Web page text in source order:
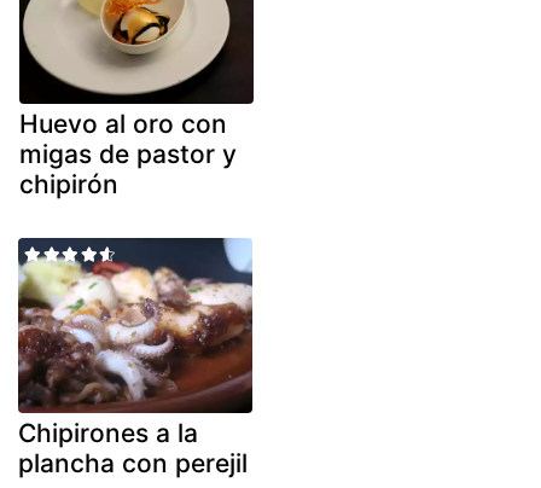
Huevo al oro con
migas de pastor y
chipirón
Chipirones a la
plancha con perejil